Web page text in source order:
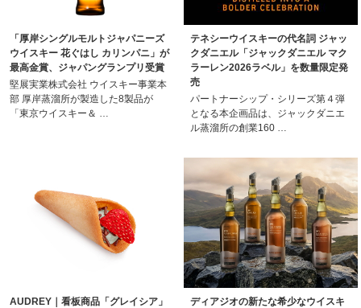
「厚岸シングルモルトジャパニーズ
ウイスキー 花ぐはし カリンパニ」が
最高金賞、ジャパングランプリ受賞
堅展実業株式会社 ウイスキー事業本
部 厚岸蒸溜所が製造した8製品が
「東京ウイスキー＆ …
テネシーウイスキーの代名詞 ジャッ
クダニエル「ジャックダニエル マク
ラーレン2026ラベル」を数量限定発
売
パートナーシップ・シリーズ第４弾
となる本企画品は、ジャックダニエ
ル蒸溜所の創業160 …
AUDREY｜看板商品「グレイシア」
ディアジオの新たな希少なウイスキ